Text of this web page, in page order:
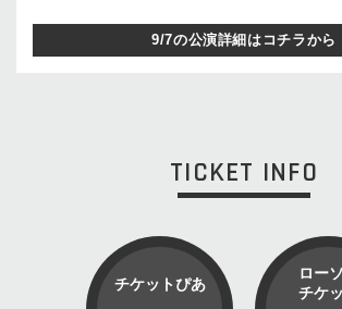
9/7の公演詳細はコチラから
TICKET INFO
チケットぴあ
ロー
チケ